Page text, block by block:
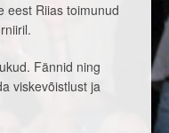
eest Riias toimunud
Fännid ning
viskevõistlust ja